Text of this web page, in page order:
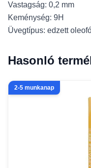
Vastagság: 0,2 mm
Keménység: 9H
Üvegtípus: edzett
Hasonló
2-5 munkanap